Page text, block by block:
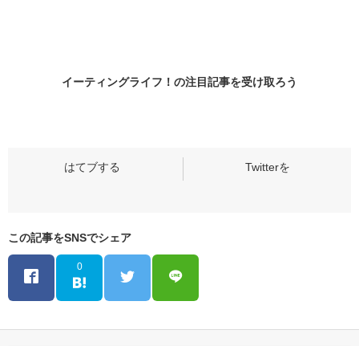
イーティングライフ！の注目記事を受け取ろう
この記事をSNSでシェア
0